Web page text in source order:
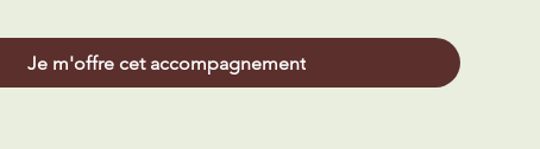
Je m'offre cet accompagnement